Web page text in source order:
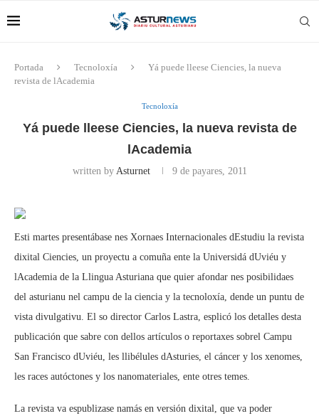
Portada Tecnoloxía
Yá puede lleese Ciencies, la nueva
revista de lAcademia
Tecnoloxía
Yá puede lleese Ciencies, la nueva revista de
lAcademia
written by Asturnet 9 de payares, 2011
Esti martes presentábase nes Xornaes Internacionales dEstudiu la revista
dixital Ciencies, un proyectu a comuña ente la Universidá dUviéu y
lAcademia de la Llingua Asturiana que quier afondar nes posibilidaes
del asturianu nel campu de la ciencia y la tecnoloxía, dende un puntu de
vista divulgativu. El so director Carlos Lastra, esplicó los detalles desta
publicación que sabre con dellos artículos o reportaxes sobrel Campu
San Francisco dUviéu, les llibélules dAsturies, el cáncer y los xenomes,
les races autóctones y los nanomateriales, ente otres temes.
La revista va espublizase namás en versión dixital, que va poder